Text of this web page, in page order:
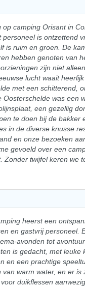
op camping Orisant in
personeel is ontzettend
is ruim en groen. De
hebben genoten van
zijn niet
lucht waait
met een schitterend,
Oosterschelde was een
een gezellig
te doen bij de bakker
in de diverse knusse
en onze bezoeken
gevoeld over een
Zonder twijfel keren we
heerst een
en gastvrij personeel.
avonden tot
is gedacht, met leuke
en een prachtige
van warm water, en er is
duikflessen aanwezig.